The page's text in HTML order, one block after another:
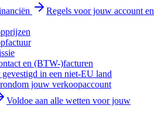
Regels voor jouw account en
en (BTW-)facturen
gevestigd in een niet-EU land
jouw verkoopaccount
Voldoe aan alle wetten voor jouw